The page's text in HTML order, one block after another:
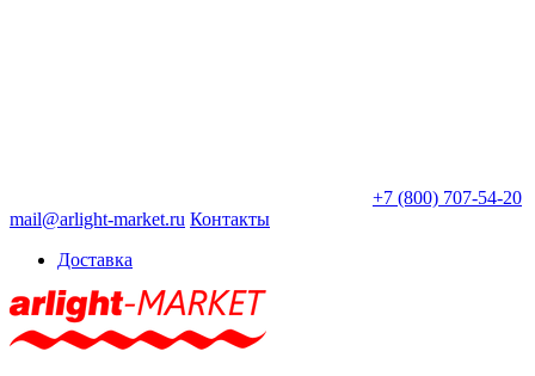
+7 (800) 707-54-20
mail@arlight-market.ru Контакты
Доставка